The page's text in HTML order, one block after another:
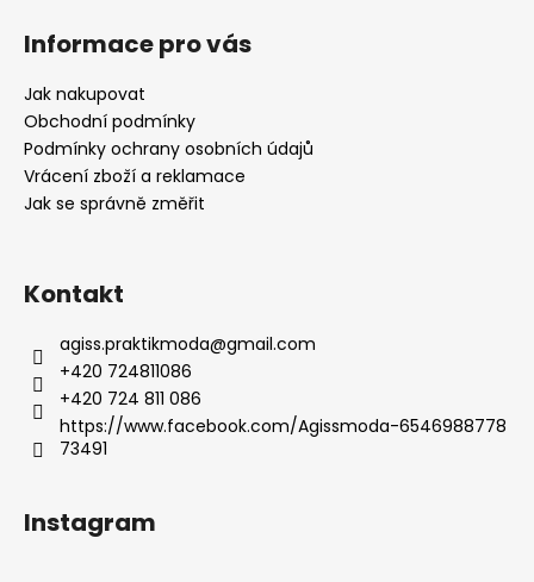
v
k
u
Informace pro vás
Jak nakupovat
Obchodní podmínky
Podmínky ochrany osobních údajů
Vrácení zboží a reklamace
Jak se správně změřit
Kontakt
agiss.praktikmoda@gmail.com
+420 724811086
+420 724 811 086
https://www.facebook.com/Agissmoda-6546988778
73491
Instagram